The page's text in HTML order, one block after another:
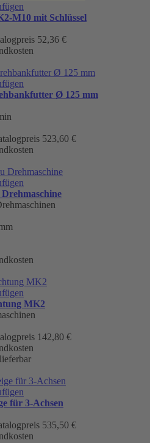
M10 mit Schlüssel
52,36 €
Ø 125 mm
523,60 €
MK2
142,80 €
für 3-Achsen
535,50 €